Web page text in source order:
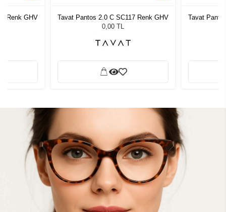
Renk GHV
Tavat Pantos 2.0 C SC117 Renk GHV
0,00 TL
Tavat